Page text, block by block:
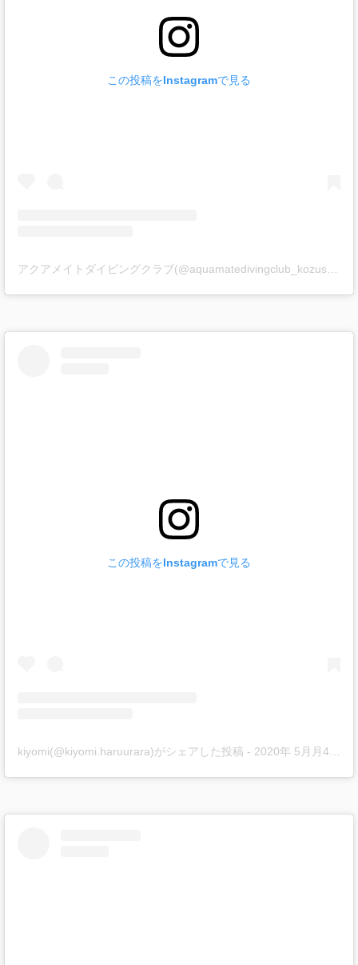
この投稿をInstagramで見る
この投稿をInstagramで見る
kiyomi(@kiyomi.haruurara)がシェアした投稿 - 2020年 5月月4日午前1時02分PDT